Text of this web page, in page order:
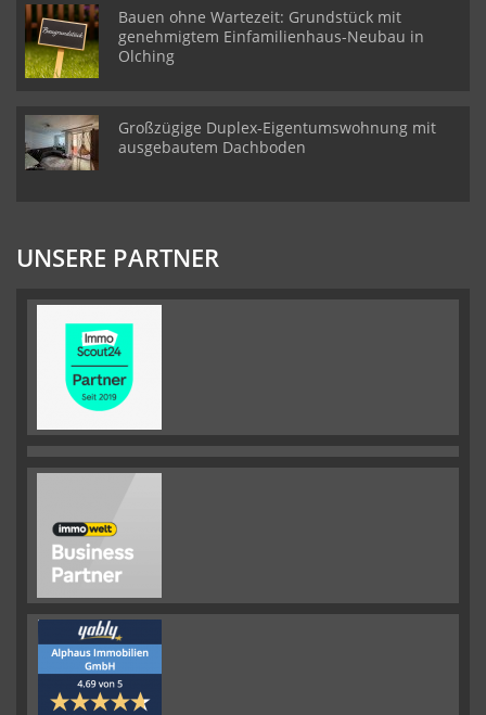
Bauen ohne Wartezeit: Grundstück mit
genehmigtem Einfamilienhaus-Neubau in
Olching
Großzügige Duplex-Eigentumswohnung mit
ausgebautem Dachboden
UNSERE PARTNER